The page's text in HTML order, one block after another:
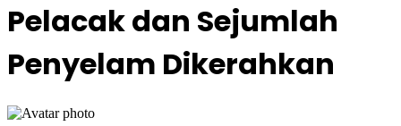
Pelacak dan Sejumlah
Penyelam Dikerahkan